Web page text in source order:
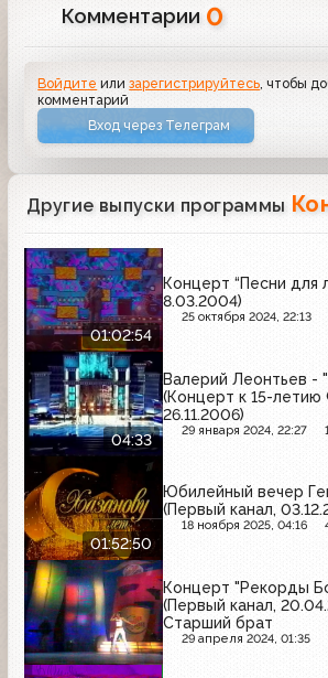
Комментарии 0
Войдите илизарегистрируйтесь, чтобы
комментарий
Вход через Телеграм
Другие выпуски программы
01:02:54
Концерт “Песни для
8.03.2004)
25 октября 2024, 22:13
04:33
Валерий Леонтьев -
(Концерт к 15-
26.11.2006)
29 января 2024, 22:27
01:52:50
Юбилейный вечер
(Первый канал,
18 ноября 2025, 04:16
Концерт "Рекорды
(Первый канал,
Старший брат
29 апреля 2024, 01:35